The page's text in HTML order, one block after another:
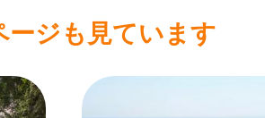
ージも見ています